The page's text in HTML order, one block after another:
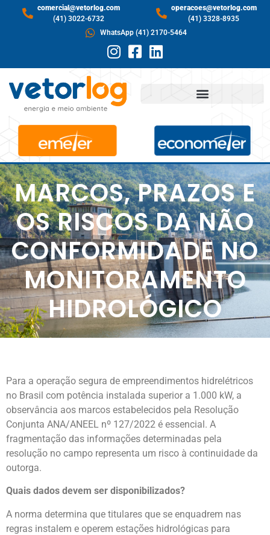
comercial@vetorlog.com
(41) 3022-6732
operacoes@vetorlog.com
(41) 3328-8935
WhatsApp (41) 2170-5464
MARCOS, PRAZOS E
OS RISCOS DA NÃO
CONFORMIDADE NO
MONITORAMENTO
HIDROLÓGICO
Para a operação segura de empreendimentos hidrelétricos
no Brasil com potência instalada superior a 1.000 kW, a
observância aos marcos estabelecidos pela Resolução
Conjunta ANA/ANEEL nº 127/2022 é essencial. A
fragmentação das informações determinadas pela
resolução no campo representa um risco à continuidade da
outorga.
Quais dados devem ser disponibilizados?
A norma determina que titulares que se enquadrem nas
regras instalem e operem estações hidrológicas para